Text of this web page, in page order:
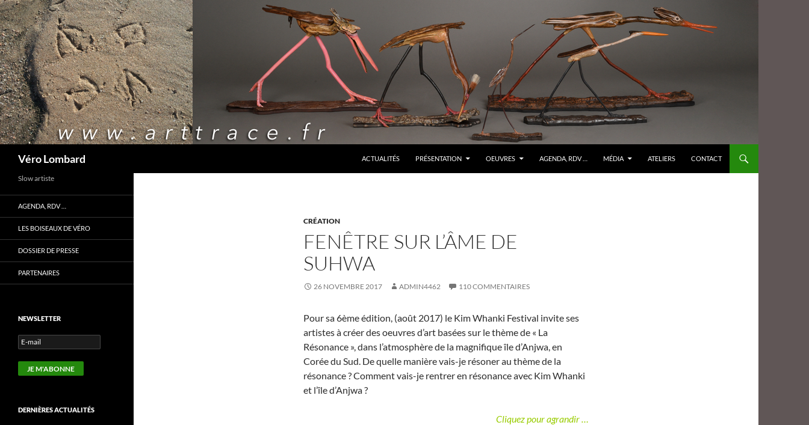
Véro Lombard
ACTUALITÉS
PRÉSENTATION OEUVRES AGENDA, RDV … MÉDIA ATELIERS CONTACT
CRÉATION
FENÊTRE SUR L’ÂME DE
SUHWA
26 NOVEMBRE 2017 ADMIN4462 110 COMMENTAIRES
Pour sa 6ème édition, (août 2017) le Kim Whanki Festival invite ses
artistes à créer des oeuvres d’art basées sur le thème de « La
Résonance », dans l’atmosphère de la magnifique île d’Anjwa, en
Corée du Sud. De quelle manière vais-je résoner au thème de la
résonance ? Comment vais-je rentrer en résonance avec Kim Whanki
et l’île d’Anjwa ?
Cliquez pour agrandir …
Slow artiste
AGENDA, RDV …
LES BOISEAUX DE VÉRO
DOSSIER DE PRESSE
PARTENAIRES
NEWSLETTER
DERNIÈRES ACTUALITÉS